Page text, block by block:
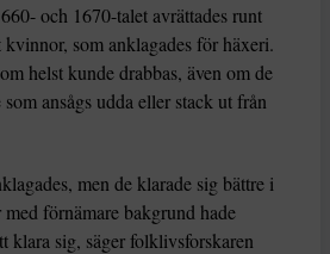
och 1670-talet avrättades runt
kvinnor, som anklagades för häxeri.
helst kunde drabbas, även om de
ansågs udda eller stack ut från
men de klarade sig bättre i
förnämare bakgrund hade
klara sig, säger folklivsforskaren